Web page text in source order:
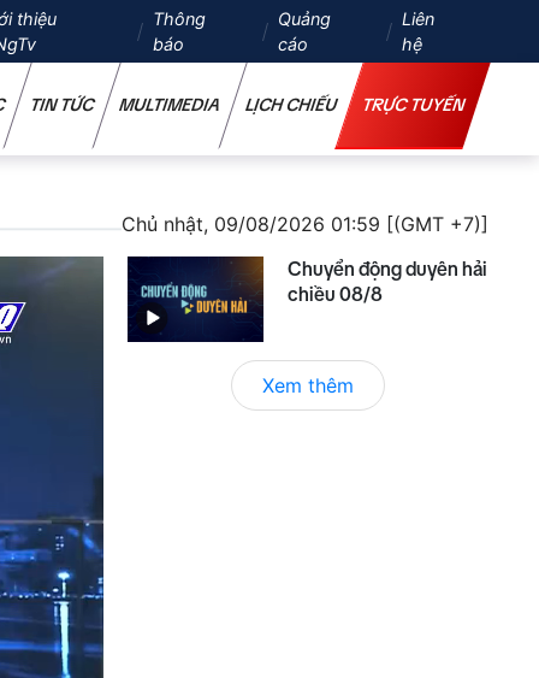
thiệu
Thông
báo
Quảng
cáo
Liên
hệ
TIN TỨC MULTIMEDIA LỊCH CHIẾU TRỰC TUYẾN
Chủ nhật, 09/08/2026 01:59 [(GMT +7)]
Chuyển động duyên hải
chiều 08/8
Xem thêm